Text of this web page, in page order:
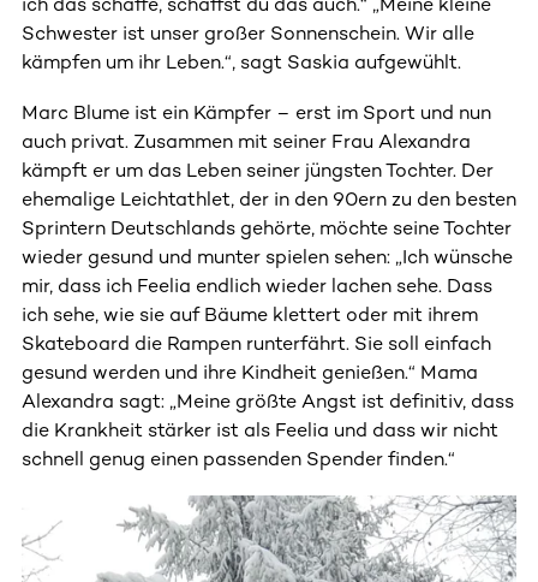
Schwester ist unser großer Sonnenschein. Wir alle
kämpfen um ihr Leben.“, sagt Saskia aufgewühlt.
Marc Blume ist ein Kämpfer – erst im Sport und nun
auch privat. Zusammen mit seiner Frau Alexandra
kämpft er um das Leben seiner jüngsten Tochter. Der
ehemalige Leichtathlet, der in den 90ern zu den besten
Sprintern Deutschlands gehörte, möchte seine Tochter
wieder gesund und munter spielen sehen: „Ich wünsche
mir, dass ich Feelia endlich wieder lachen sehe. Dass
ich sehe, wie sie auf Bäume klettert oder mit ihrem
Skateboard die Rampen runterfährt. Sie soll einfach
gesund werden und ihre Kindheit genießen.“ Mama
Alexandra sagt: „Meine größte Angst ist definitiv, dass
die Krankheit stärker ist als Feelia und dass wir nicht
schnell genug einen passenden Spender finden.“